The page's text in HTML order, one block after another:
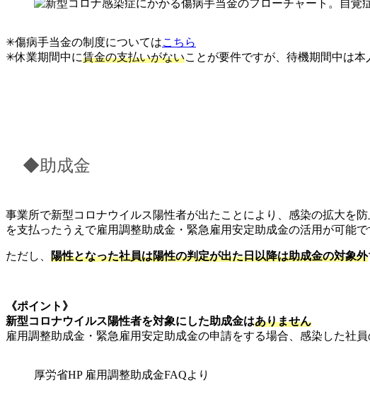
✳︎傷病手当金の制度についてはこちら
✳︎休業期間中に賃金の支払いがないことが要件ですが、待機期間中は
◆助成金
事業所で新型コロナウイルス陽性者が出たことにより、感染の拡大を
を支払ったうえで雇用調整助成金・緊急雇用安定助成金の活用が可能
ただし、 陽性となった社員は陽性の判定が出た日以降は助成金の対象外
《ポイント》
新型コロナウイルス陽性者を対象にした助成金はありません
雇用調整助成金・緊急雇用安定助成金の申請をする場合、感染した社員
厚労省HP 雇用調整助成金FAQより